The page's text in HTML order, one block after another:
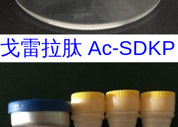
戈雷拉肽 Ac-SDKP